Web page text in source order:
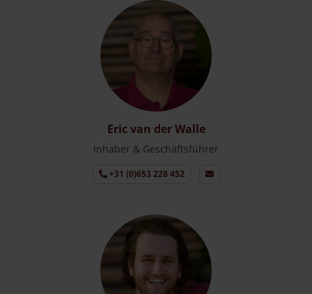
Eric van der Walle
Inhaber & Geschäftsführer
+31 (0)653 228 452